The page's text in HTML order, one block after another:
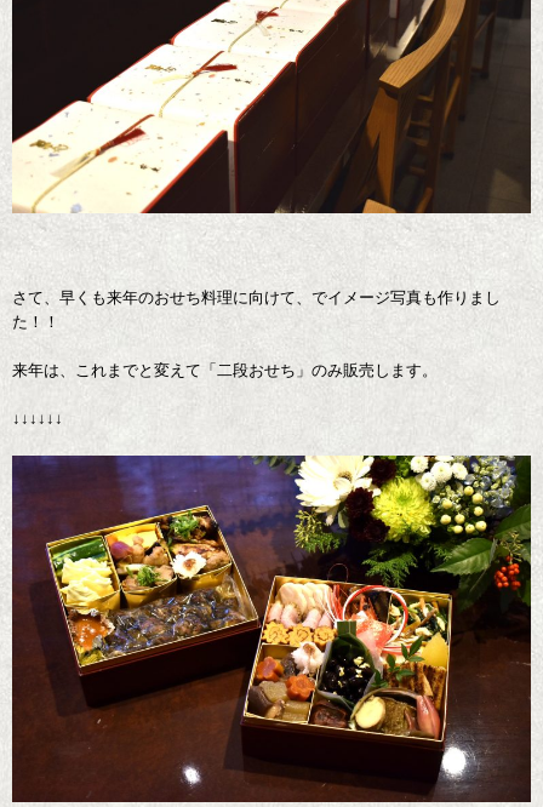
さて、早くも来年のおせち料理に向けて、でイメージ写真も作りまし
た！！
来年は、これまでと変えて「二段おせち」のみ販売します。
↓↓↓↓↓↓